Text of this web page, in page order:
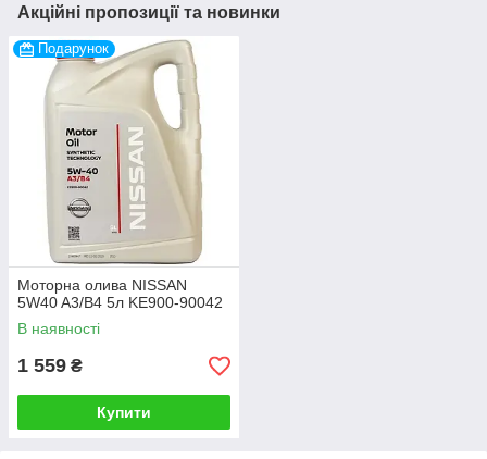
Акційні пропозиції та новинки
Подарунок
Моторна олива NISSAN
5W40 A3/B4 5л KE900-90042
В наявності
1 559 ₴
Купити